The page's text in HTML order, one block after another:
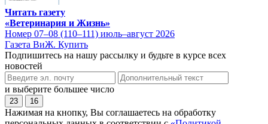
Читать газету
«Ветеринария и Жизнь»
Номер 07–08 (110–111) июль–август 2026
Газета ВиЖ. Купить
Подпишитесь на нашу рассылку и будьте в курсе всех
новостей
и выберите большее число
23 16
Нажимая на кнопку, Вы соглашаетесь на обработку